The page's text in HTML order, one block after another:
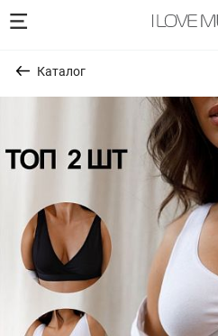
Каталог